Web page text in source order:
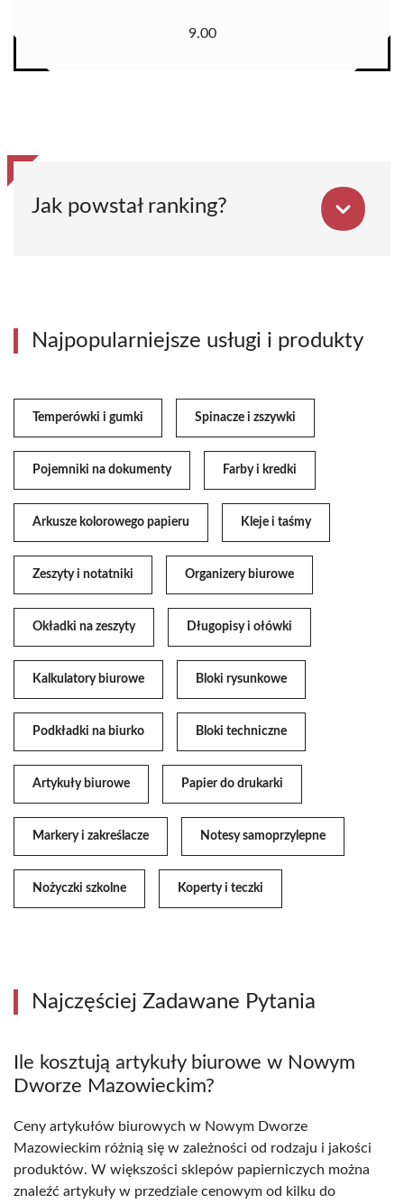
9.00
Jak powstał ranking?
Najpopularniejsze usługi i produkty
Temperówki i gumki Spinacze i zszywki
Pojemniki na dokumenty Farby i kredki
Arkusze kolorowego papieru Kleje i taśmy
Zeszyty i notatniki Organizery biurowe
Okładki na zeszyty Długopisy i ołówki
Kalkulatory biurowe Bloki rysunkowe
Podkładki na biurko Bloki techniczne
Artykuły biurowe Papier do drukarki
Markery i zakreślacze Notesy samoprzylepne
Nożyczki szkolne Koperty i teczki
Najczęściej Zadawane Pytania
Ile kosztują artykuły biurowe w Nowym
Dworze Mazowieckim?
Ceny artykułów biurowych w Nowym Dworze
Mazowieckim różnią się w zależności od rodzaju i jakości
produktów. W większości sklepów papierniczych można
znaleźć artykuły w przedziale cenowym od kilku do